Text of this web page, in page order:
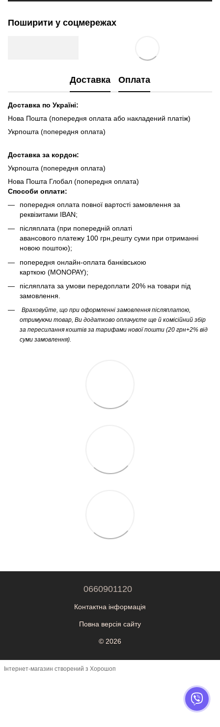
Поширити у соцмережах
Доставка Оплата
Доставка по Україні:
Нова Пошта (попередня оплата або накладений платіж)
Укрпошта (попередня оплата)
Доставка за кордон:
Укрпошта (попередня оплата)
Нова Пошта Глобал (попередня оплата)
Способи оплати:
попередня оплата повної вартості замовлення за
реквізитами IBAN;
післяплата (при попередній оплаті
авансового платежу 100 грн,решту суми при отриманні
новою поштою);
попередня онлайн-оплата банківською
карткою (MONOPAY);
післяплата за умови передоплати 20% на товари під
замовлення.
Враховуйте, що при оформленні замовлення післяплатою,
отримуючи товар, Ви додатково оплачуєте ще й комісійний збір
за пересилання коштів за тарифами нової пошти (20 грн+2% від
суми замовлення).
0660901120
Контактна інформація
Повна версія сайту
© 2026
Інтернет-магазин створений з Хорошоп